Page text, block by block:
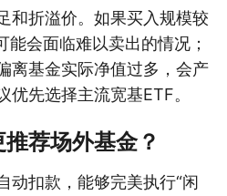
和折溢价。如果买入规模较
会面临难以卖出的情况；
离基金实际净值过多，会产
先选择主流宽基ETF。
荐场外基金？
动扣款，能够完美执行“闲